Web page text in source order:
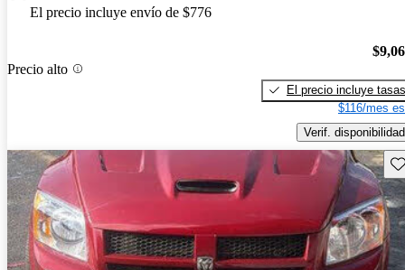
El precio incluye envío de $776
Precio alto
El precio incluye tasas
$116/mes
Verif. disponibilidad